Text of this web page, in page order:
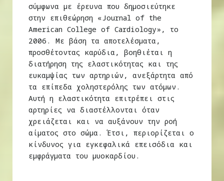
σύμφωνα με έρευνα που δημοσιεύτηκε
στην επιθεώρηση «Journal of the
American College of Cardiology», το
2006. Με βάση τα αποτελέσματα,
προσθέτοντας καρύδια, βοηθιέται η
διατήρηση της ελαστικότητας και της
ευκαμψίας των αρτηριών, ανεξάρτητα από
τα επίπεδα χοληστερόλης των ατόμων.
Αυτή η ελαστικότητα επιτρέπει στις
αρτηρίες να διαστέλλονται όταν
χρειάζεται και να αυξάνουν την ροή
αίματος στο σώμα. Έτσι, περιορίζεται ο
κίνδυνος για εγκεφαλικά επεισόδια και
εμφράγματα του μυοκαρδίου.